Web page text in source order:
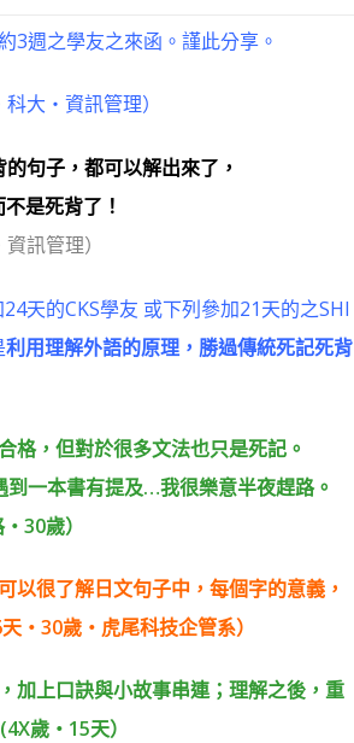
3週之學友之來函。謹此分享。
大‧資訊管理）
句子，都可以解出來了，
是死背了！
訊管理）
天的CKS學友 或下列參加21天的之SHI
利用理解外語的原理，勝過傳統死記死背
格，但對於很多文法也只是死記。
一本書有提及…我很樂意半夜趕路。
歲）
以很了解日文句子中，每個字的意義，
‧30歲‧虎尾科技企管系）
加上口訣與小故事串連；理解之後，重
歲‧15天）